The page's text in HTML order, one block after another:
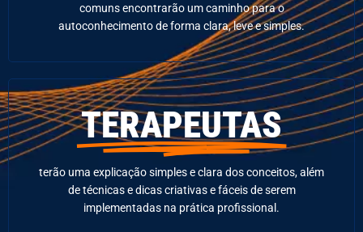
comuns encontrarão um caminho para o
autoconhecimento de forma clara, leve e simples.
TERAPEUTAS
terão uma explicação simples e clara dos conceitos, além
de técnicas e dicas criativas e fáceis de serem
implementadas na prática profissional.